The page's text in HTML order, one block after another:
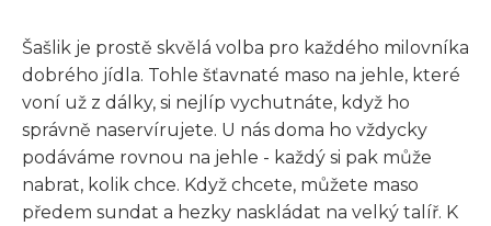
Šašlik je prostě skvělá volba pro každého milovníka
dobrého jídla. Tohle šťavnaté maso na jehle, které
voní už z dálky, si nejlíp vychutnáte, když ho
správně naservírujete. U nás doma ho vždycky
podáváme rovnou na jehle - každý si pak může
nabrat, kolik chce. Když chcete, můžete maso
předem sundat a hezky naskládat na velký talíř. K